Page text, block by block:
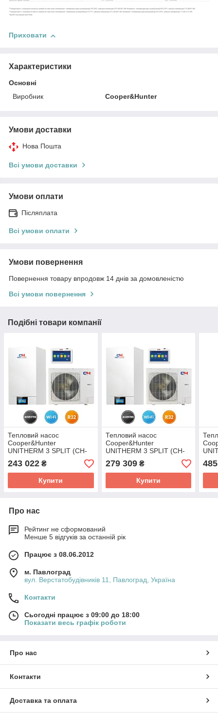
Приховати
Характеристики
Основні
Виробник
Cooper&Hunter
Умови доставки
Нова Пошта
Всі умови доставки
Умови оплати
Післяплата
Всі умови оплати
Умови повернення
Повернення товару впродовж 14 днів за домовленістю
Всі умови повернення
Подібні товари компанії
Тепловий насос
Cooper&Hunter
UNITHERM 3 SPLIT (CH-
243 022 ₴
Купити
Тепловий насос
Cooper&Hunter
UNITHERM 3 SPLIT (CH-
279 309₴
Купити
Про нас
Рейтинг не сформований
Менше 5 відгуків за останній рік
Працює з 08.06.2012
м. Павлоград
вул. Верстатобудівників 11, Павлоград, Україна
Контакти
Сьогодні працює з 09:00 до 18:00
Показати весь графік роботи
Про нас
Контакти
Доставка та оплата